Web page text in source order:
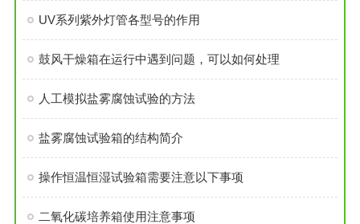
UV系列紫外灯管各型号的作用
鼓风干燥箱在运行中遇到问题，可以如何处理
人工模拟盐雾腐蚀试验的方法
盐雾腐蚀试验箱的结构简介
操作恒温恒湿试验箱需要注意以下事项
二氧化碳培养箱使用注意事项